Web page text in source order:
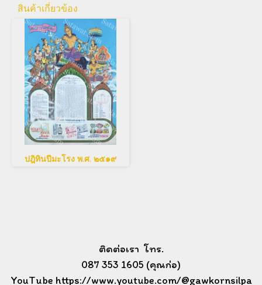
สินค้าเกี่ยวข้อง
ปฎิทินปีมะโรง พ.ศ. ๒๕๑๙
ติดต่อเรา โทร.
087 353 1605 (คุณก่อ)
YouTube https://www.youtube.com/@gawkornsilpa